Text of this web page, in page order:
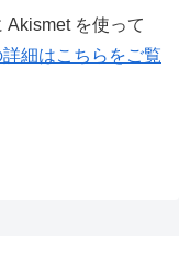
Akismet を使って
細はこちらをご覧